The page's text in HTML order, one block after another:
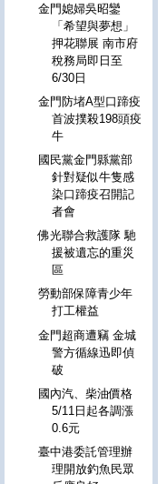
金門媳婦吳昭鑾
「希望與夢想」
押花聯展 南市府
稅務局即日至
6/30日
金門防堵A型口蹄疫
首波撲殺198頭疫
牛
國民黨金門縣黨部
針對疑似牛隻感
染口蹄疫召開記
者會
佛光聯合救護隊 馳
援被遺忘的重災
區
勞動部保障青少年
打工權益
金門超商遭竊 金城
警方循線迅即偵
破
國內汽、柴油價格
5/11日起各調漲
0.6元
臺中港委託管理辦
理開放釣魚民眾